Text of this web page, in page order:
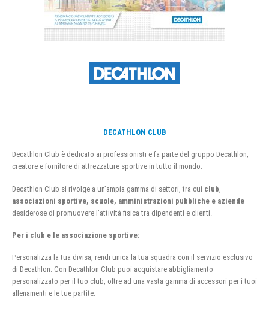
DECATHLON CLUB
Decathlon Club è dedicato ai professionisti e fa parte del gruppo Decathlon,
creatore e fornitore di attrezzature sportive in tutto il mondo.
Decathlon Club si rivolge a un’ampia gamma di settori, tra cui club
associazioni sportive, scuole, amministrazioni pubbliche e aziende
desiderose di promuovere l’attività fisica tra dipendenti e clienti.
Per i club e le associazione sportive:
Personalizza la tua divisa, rendi unica la tua squadra con il servizio esclusivo
di Decathlon. Con Decathlon Club puoi acquistare abbigliamento
personalizzato per il tuo club, oltre ad una vasta gamma di accessori per i tuoi
allenamenti e le tue partite.